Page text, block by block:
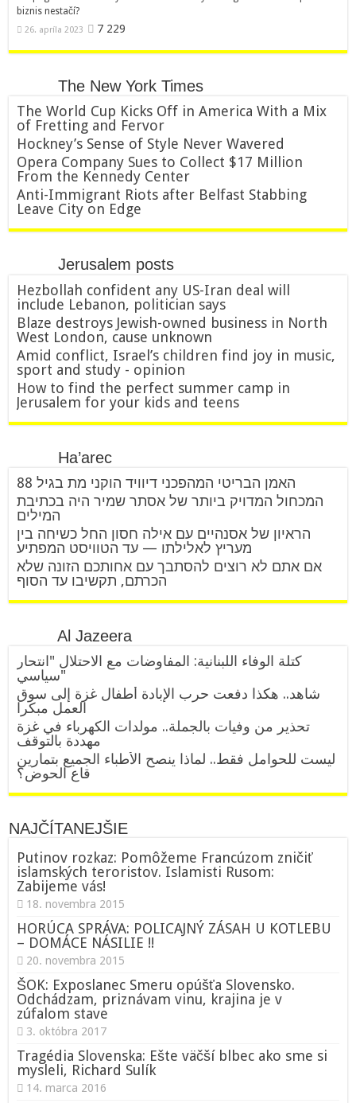
biznis nestačí?
26. apríla 2023 7 229
The New York Times
The World Cup Kicks Off in America With a Mix
of Fretting and Fervor
Hockney’s Sense of Style Never Wavered
Opera Company Sues to Collect $17 Million
From the Kennedy Center
Anti-Immigrant Riots after Belfast Stabbing
Leave City on Edge
Jerusalem posts
Hezbollah confident any US-Iran deal will
include Lebanon, politician says
Blaze destroys Jewish-owned business in North
West London, cause unknown
Amid conflict, Israel’s children find joy in music,
sport and study - opinion
How to find the perfect summer camp in
Jerusalem for your kids and teens
Ha’arec
האמן הבריטי המהפכני דיוויד הוקני מת בגיל 88
המכחול המדויק ביותר של אסתר שמיר היה בכתיבת
המילים
הראיון של אסנהיים עם אילה חסון החל כשיחה בין
מעריץ לאלילתו — עד הטוויסט המפתיע
אם אתם לא רוצים להסתבך עם אחותכם הזונה שלא
הכרתם, תקשיבו עד הסוף
Al Jazeera
كتلة الوفاء اللبنانية: المفاوضات مع الاحتلال "انتحار
سياسي"
شاهد.. هكذا دفعت حرب الإبادة أطفال غزة إلى سوق
العمل مبكرا
تحذير من وفيات بالجملة.. مولدات الكهرباء في غزة
مهددة بالتوقف
ليست للحوامل فقط.. لماذا ينصح الأطباء الجميع بتمارين
قاع الحوض؟
NAJČÍTANEJŠIE
Putinov rozkaz: Pomôžeme Francúzom zničiť
islamských teroristov. Islamisti Rusom:
Zabijeme vás!
18. novembra 2015
HORÚCA SPRÁVA: POLICAJNÝ ZÁSAH U KOTLEBU
– DOMÁCE NÁSILIE !!
20. novembra 2015
ŠOK: Exposlanec Smeru opúšťa Slovensko.
Odchádzam, priznávam vinu, krajina je v
zúfalom stave
3. októbra 2017
Tragédia Slovenska: Ešte väčší blbec ako sme si
mysleli, Richard Sulík
14. marca 2016